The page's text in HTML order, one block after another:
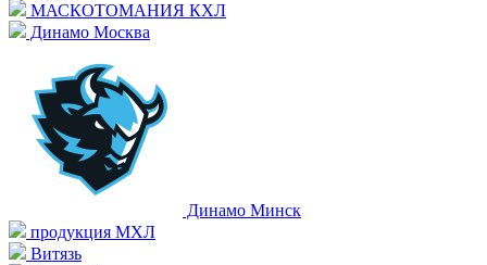
МАСКОТОМАНИЯ КХЛ
Динамо Москва
Динамо Минск
продукция МХЛ
Витязь